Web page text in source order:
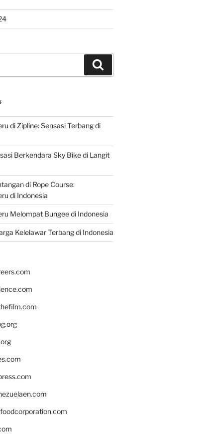
di Zipline: Sensasi Terbang di
Berkendara Sky Bike di Langit
di Rope Course:
di Indonesia
Melompat Bungee di Indonesia
Kelelawar Terbang di Indonesia